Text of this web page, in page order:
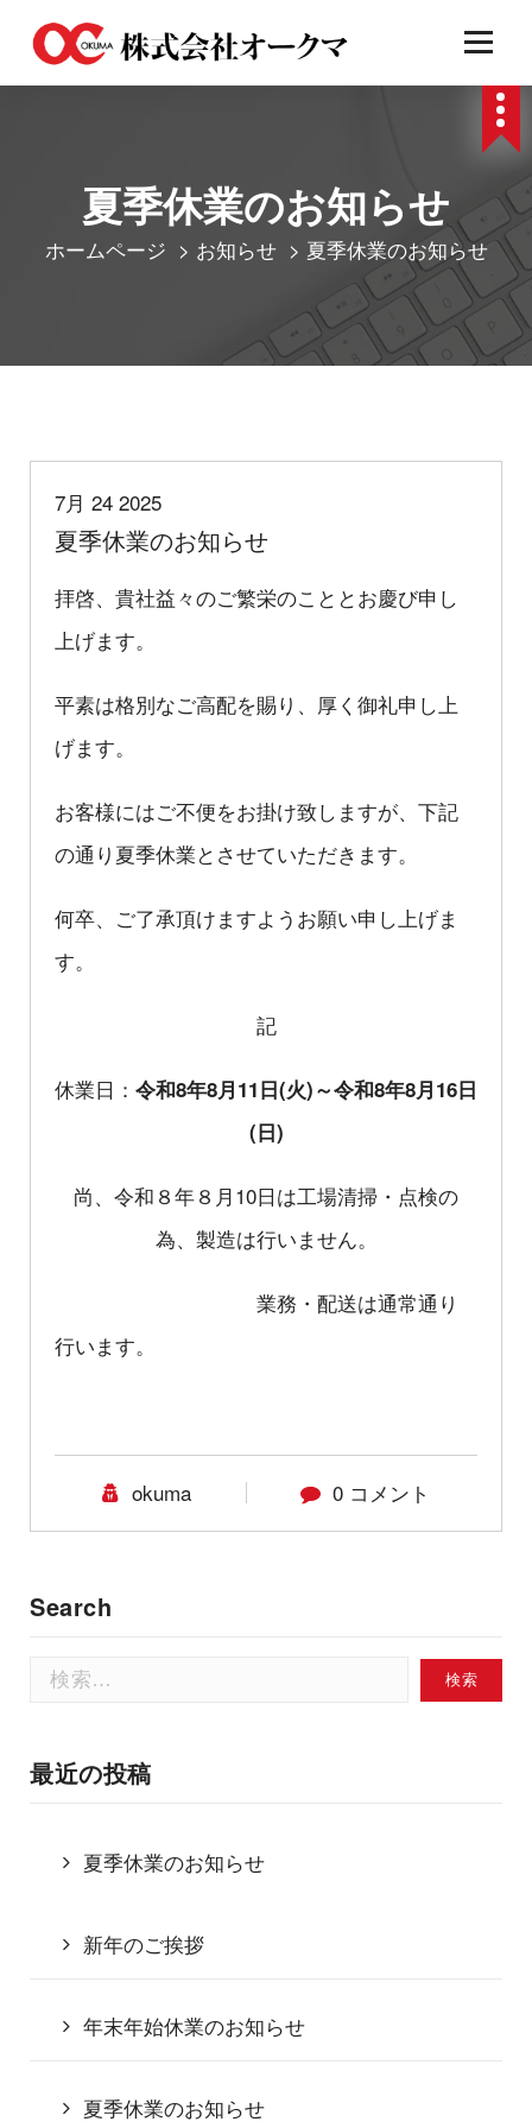
ッ
夏季休業のお知らせ
ホームページ > お知らせ> 夏季休業のお知らせ
7月 24 2025
夏季休業のお知らせ
拝啓、貴社益々のご繁栄のこととお慶び申し
上げます。
平素は格別なご高配を賜り、厚く御礼申し上
げます。
お客様にはご不便をお掛け致しますが、下記
の通り夏季休業とさせていただきます。
何卒、ご了承頂けますようお願い申し上げま
す。
記
休業日： 令和8年8月11日(火)～令和8年8月16日
(日)
尚、令和８年８月10日は工場清掃・点検の
為、製造は行いません。
業務・配送は通常通り
行います。
okuma 0 コメント
Search
最近の投稿
夏季休業のお知らせ
新年のご挨拶
年末年始休業のお知らせ
夏季休業のお知らせ